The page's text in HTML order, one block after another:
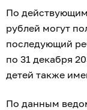
По
рублей могут
последующий
по 31 декабря
детей также
По данным